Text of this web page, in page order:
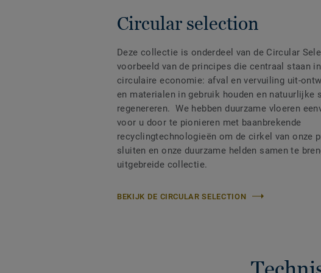
Circular selection
Deze collectie is onderdeel van de Circular
voorbeeld van de principes die centraal staan
circulaire economie: afval en vervuiling uit-
en materialen in gebruik houden en natuurlijke
regenereren. We hebben duurzame vloeren
voor u door te pionieren met baanbrekende
recyclingtechnologieën om de cirkel van onze
sluiten en onze duurzame helden samen te
uitgebreide collectie.
BEKIJK DE CIRCULAR SELECTION